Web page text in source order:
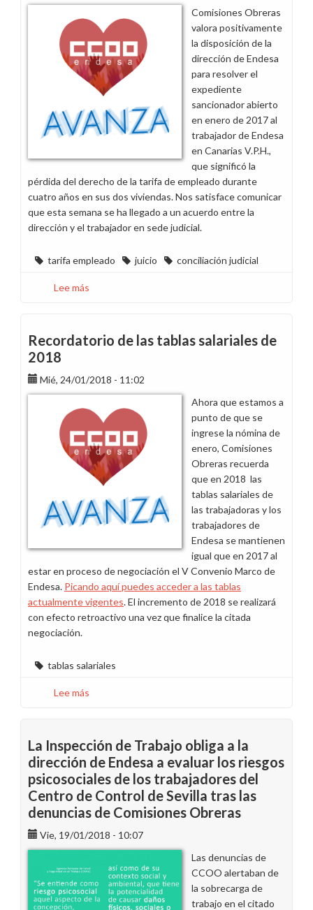
Comisiones Obreras
valora positivamente
la disposición de la
dirección de Endesa
para resolver el
expediente
sancionador abierto
en enero de 2017 al
trabajador de Endesa
en Canarias V.P.H.,
que significó la
pérdida del derecho de la tarifa de empleado durante
cuatro años en sus dos viviendas. Nos satisface comunicar
que esta semana se ha llegado a un acuerdo entre la
dirección y el trabajador en sede judicial.
tarifa empleado juicio conciliación judicial
Lee más
Nueva
resolución
positiva
en
la
tarifa
de
empleado
en
Canarias
Recordatorio de las tablas salariales de
2018
Mié, 24/01/2018 - 11:02
Ahora que estamos a
punto de que se
ingrese la nómina de
enero, Comisiones
Obreras recuerda
que en 2018 las
tablas salariales de
las trabajadoras y los
trabajadores de
Endesa se mantienen
igual que en 2017 al
estar en proceso de negociación el V Convenio Marco de
Endesa. Picando aquí puedes acceder a las tablas
actualmente vigentes. El incremento de 2018 se realizará
con efecto retroactivo una vez que finalice la citada
negociación.
tablas salariales
Lee más
las
tablas
salariales
de
2018
La Inspección de Trabajo obliga a la
dirección de Endesa a evaluar los riesgos
psicosociales de los trabajadores del
Centro de Control de Sevilla tras las
denuncias de Comisiones Obreras
Vie, 19/01/2018 - 10:07
Las denuncias de
CCOO alertaban de
la sobrecarga de
trabajo en el citado